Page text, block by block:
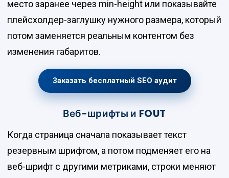
место заранее через min-height или показывайте
плейсхолдер-заглушку нужного размера, который
потом заменяется реальным контентом без
изменения габаритов.
Заказать бесплатный SEO аудит
Веб-шрифты и FOUT
Когда страница сначала показывает текст
резервным шрифтом, а потом подменяет его на
веб-шрифт с другими метриками, строки меняют